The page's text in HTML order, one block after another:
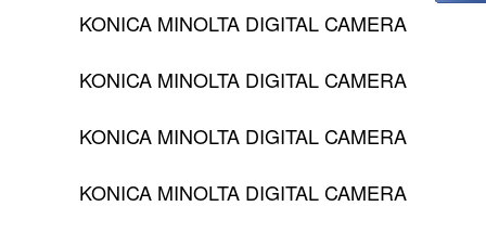
KONICA MINOLTA DIGITAL CAMERA
KONICA MINOLTA DIGITAL CAMERA
KONICA MINOLTA DIGITAL CAMERA
KONICA MINOLTA DIGITAL CAMERA